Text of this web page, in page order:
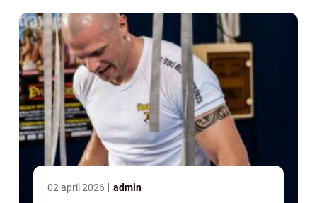
överförs en...
02 april 2026 admin